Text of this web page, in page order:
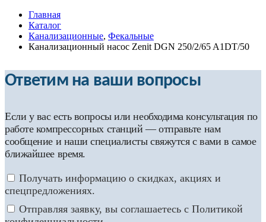
Главная
Каталог
Канализационные, Фекальные
Канализационный насос Zenit DGN 250/2/65 A1DT/50
Ответим на ваши вопросы
Если у вас есть вопросы или необходима консультация по
работе компрессорных станций — отправьте нам
сообщение и наши специалисты свяжутся с вами в самое
ближайшее время.
Получать информацию о скидках, акциях и
спецпредложениях.
Отправляя заявку, вы соглашаетесь с Политикой